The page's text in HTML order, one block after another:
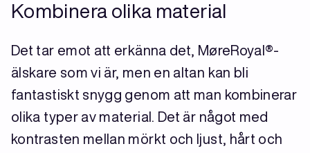
Kombinera olika material
Det tar emot att erkänna det, MøreRoyal®-
älskare som vi är, men en altan kan bli
fantastiskt snygg genom att man kombinerar
olika typer av material. Det är något med
kontrasten mellan mörkt och ljust, hårt och